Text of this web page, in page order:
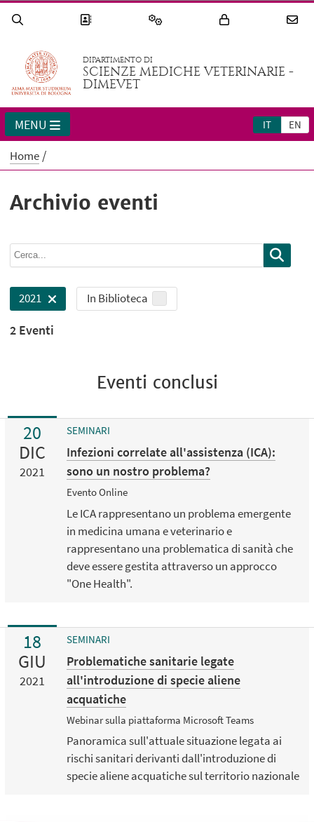
DIPARTIMENTO DI
SCIENZE MEDICHE VETERINARIE -
DIMEVET
IT EN
MENU
Home
Archivio eventi
2021 In Biblioteca
2 Eventi
Eventi conclusi
20
DIC
2021
SEMINARI
Infezioni correlate all'assistenza (ICA):
sono un nostro problema?
Evento Online
Le ICA rappresentano un problema emergente
in medicina umana e veterinario e
rappresentano una problematica di sanità che
deve essere gestita attraverso un approcco
"One Health".
18
GIU
2021
SEMINARI
Problematiche sanitarie legate
all'introduzione di specie aliene
acquatiche
Webinar sulla piattaforma Microsoft Teams
Panoramica sull'attuale situazione legata ai
rischi sanitari derivanti dall'introduzione di
specie aliene acquatiche sul territorio nazionale